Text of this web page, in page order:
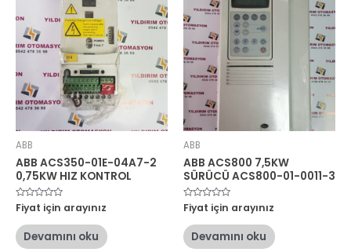
ABB
ABB ACS350-01E-04A7-2
0,75KW HIZ KONTROL
5
üzerinden
oy
aldı
Fiyat için arayınız
Devamını oku
ABB
ABB ACS800 7,5KW
SÜRÜCÜ ACS800-01-0011-3
5
üzerinden
oy
aldı
Fiyat için arayınız
Devamını oku